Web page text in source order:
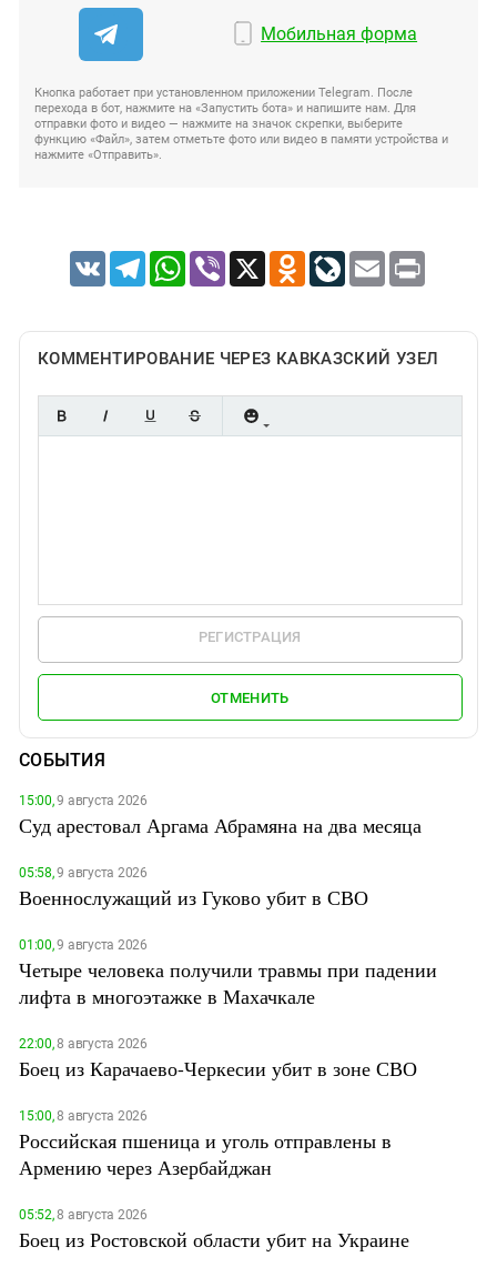
Мобильная форма
Кнопка работает при установленном приложении Telegram. После
перехода в бот, нажмите на «Запустить бота» и напишите нам. Для
отправки фото и видео — нажмите на значок скрепки, выберите
функцию «Файл», затем отметьте фото или видео в памяти устройства и
нажмите «Отправить».
VK TelegramWhatsApp
Viber X Odnoklassniki
LiveJournal
Email Print
КОММЕНТИРОВАНИЕ ЧЕРЕЗ КАВКАЗСКИЙ УЗЕЛ
РЕГИСТРАЦИЯ
ОТМЕНИТЬ
СОБЫТИЯ
15:00,9 августа 2026
Суд арестовал Аргама Абрамяна на два месяца
05:58,9 августа 2026
Военнослужащий из Гуково убит в СВО
01:00,9 августа 2026
Четыре человека получили травмы при падении
лифта в многоэтажке в Махачкале
22:00,8 августа 2026
Боец из Карачаево-Черкесии убит в зоне СВО
15:00,8 августа 2026
Российская пшеница и уголь отправлены в
Армению через Азербайджан
05:52,8 августа 2026
Боец из Ростовской области убит на Украине